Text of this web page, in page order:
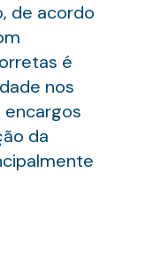
de acordo
é
nos
da